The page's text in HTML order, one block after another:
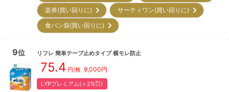
楽券(買い回りに)
サーティワン(買い回りに)
食パン袋(買い回りに)
9位 リフレ 簡単テープ止めタイプ 横モレ防止
75.4 円/枚 9,000円
LYPプレミアム(＋2%㌽)